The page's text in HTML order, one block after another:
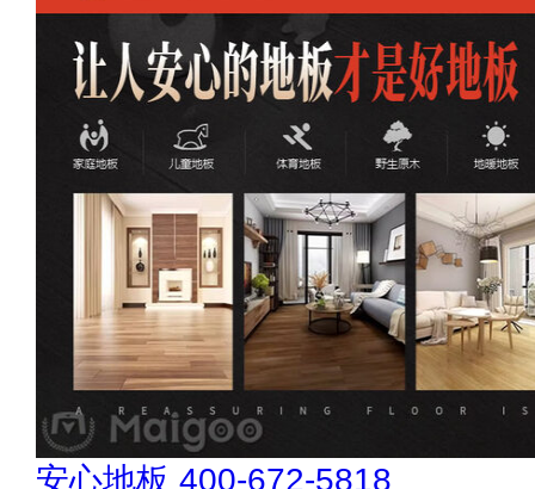
肯帝亚KENTIER 4006-026-011